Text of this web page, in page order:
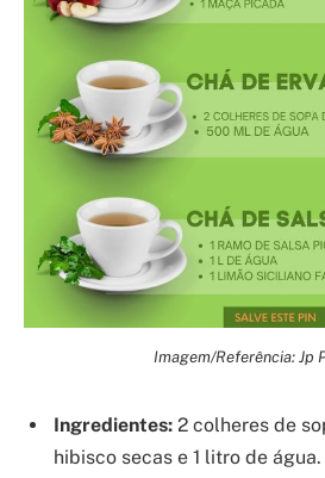
Imagem/Referência: Jp
Ingredientes: 2 colheres de
hibisco secas e 1 litro de água.